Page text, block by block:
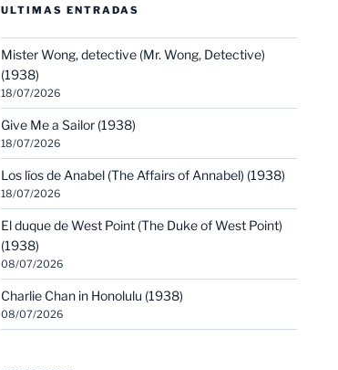
ULTIMAS ENTRADAS
Mister Wong, detective (Mr. Wong, Detective)
(1938)
18/07/2026
Give Me a Sailor (1938)
18/07/2026
Los líos de Anabel (The Affairs of Annabel) (1938)
18/07/2026
El duque de West Point (The Duke of West Point)
(1938)
08/07/2026
Charlie Chan in Honolulu (1938)
08/07/2026